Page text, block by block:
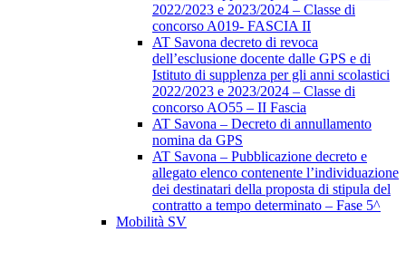
2022/2023 e 2023/2024 – Classe di
concorso A019- FASCIA II
AT Savona decreto di revoca
dell’esclusione docente dalle GPS e di
Istituto di supplenza per gli anni scolastici
2022/2023 e 2023/2024 – Classe di
concorso AO55 – II Fascia
AT Savona – Decreto di annullamento
nomina da GPS
AT Savona – Pubblicazione decreto e
allegato elenco contenente l’individuazione
dei destinatari della proposta di stipula del
contratto a tempo determinato – Fase 5^
Mobilità SV